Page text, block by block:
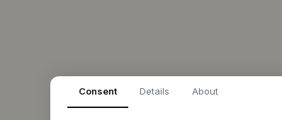
Consent Details About